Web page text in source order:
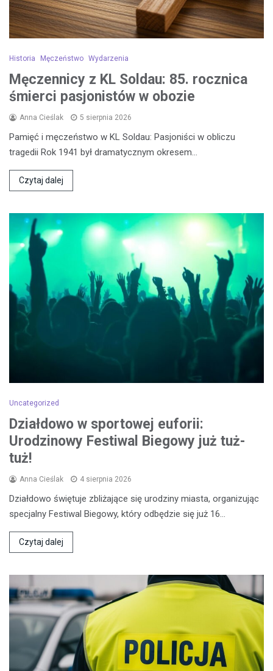
Historia Męczeństwo Wydarzenia
Męczennicy z KL Soldau: 85. rocznica
śmierci pasjonistów w obozie
Anna Cieślak 5 sierpnia 2026
Pamięć i męczeństwo w KL Soldau: Pasjoniści w obliczu
tragedii Rok 1941 był dramatycznym okresem…
Czytaj dalej
Uncategorized
Działdowo w sportowej euforii:
Urodzinowy Festiwal Biegowy już tuż-
tuż!
Anna Cieślak 4 sierpnia 2026
Działdowo świętuje zbliżające się urodziny miasta, organizując
specjalny Festiwal Biegowy, który odbędzie się już 16…
Czytaj dalej